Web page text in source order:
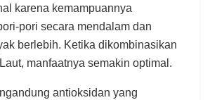
karena kemampuannya
pori secara mendalam dan
berlebih. Ketika dikombinasikan
manfaatnya semakin optimal.
antioksidan yang